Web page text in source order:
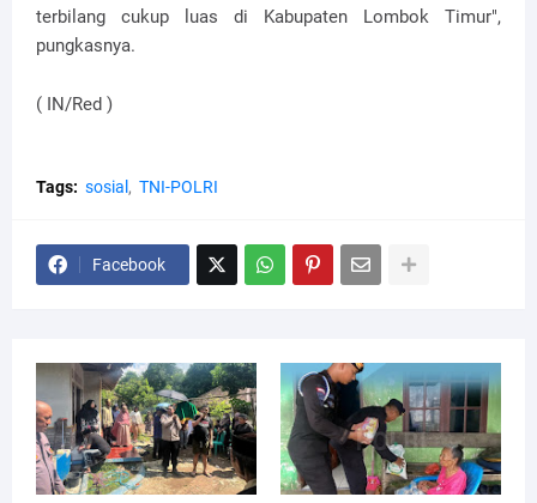
terbilang cukup luas di Kabupaten Lombok Timur",
pungkasnya.
( IN/Red )
Tags: sosial TNI-POLRI
Facebook